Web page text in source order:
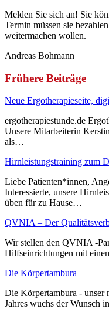
Melden Sie sich an! Sie
Termin müssen sie
weitermachen wollen.
Andreas Bohmann
Frühere Beiträge
Neue Ergotherapieseite,
ergotherapiestunde.de
Unsere Mitarbeiterin
als…
Hirnleistungstraining zum
Liebe Patienten*innen,
Interessierte, unsere
üben für zu Hause…
QVNIA – Der
Wir stellen den QVNIA -
Hilfseinrichtungen mit
Die Körpertambura
Die Körpertambura - unser
Jahres wuchs der Wunsch